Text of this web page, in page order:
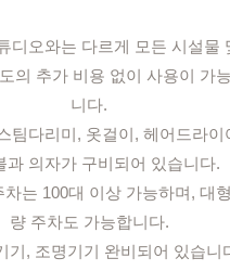
디오와는 다르게 모든 시설물
의 추가 비용 없이 사용이 가
니다.
팀다리미, 옷걸이, 헤어드라이
과 의자가 구비되어 있습니다.
차는 100대 이상 가능하며, 대
량 주차도 가능합니다.
기, 조명기기 완비되어 있습니